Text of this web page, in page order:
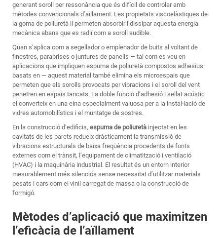
generant soroll per ressonància que és difícil de controlar amb
mètodes convencionals d’aïllament. Les propietats viscoelàstiques de
la goma de poliuretà li permeten absorbir i dissipar aquesta energia
mecànica abans que es radiï com a soroll audible.
Quan s’aplica com a segellador o emplenador de buits al voltant de
finestres, parabrises o juntures de panells — tal com es veu en
aplicacions que impliquen espuma de poliuretà compostos adhesius
basats en — aquest material també elimina els microespais que
permeten que els sorolls provocats per vibracions i el soroll del vent
penetren en espais tancats. La doble funció d’adhesió i sellat acústic
el converteix en una eina especialment valuosa per a la instal·lació de
vidres automobilístics i el muntatge de sostres.
En la construcció d’edificis, espuma de poliuretà injectat en les
cavitats de les parets redueix dràsticament la transmissió de
vibracions estructurals de baixa freqüència procedents de fonts
externes com el trànsit, l’equipament de climatització i ventilació
(HVAC) i la maquinària industrial. El resultat és un entorn interior
mesurablement més silenciós sense necessitat d’utilitzar materials
pesats i cars com el vinil carregat de massa o la construcció de
formigó.
Mètodes d’aplicació que maximitzen
l’eficàcia de l’aïllament